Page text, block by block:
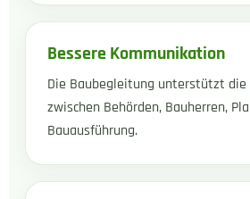
Bessere Kommunikation
Die Baubegleitung unterstützt die
zwischen Behörden, Bauherren,
Bauausführung.